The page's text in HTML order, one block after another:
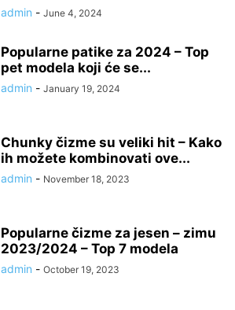
admin - June 4, 2024
Popularne patike za 2024 – Top
pet modela koji će se...
admin - January 19, 2024
Chunky čizme su veliki hit – Kako
ih možete kombinovati ove...
admin - November 18, 2023
Popularne čizme za jesen – zimu
2023/2024 – Top 7 modela
admin - October 19, 2023